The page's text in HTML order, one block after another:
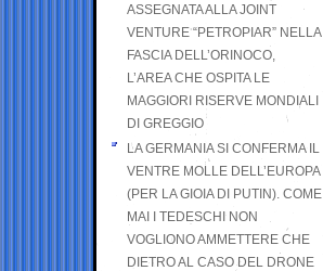
ASSEGNATA ALLA JOINT
VENTURE “PETROPIAR” NELLA
FASCIA DELL’ORINOCO,
L’AREA CHE OSPITA LE
MAGGIORI RISERVE MONDIALI
DI GREGGIO
LA GERMANIA SI CONFERMA IL
VENTRE MOLLE DELL’EUROPA
(PER LA GIOIA DI PUTIN). COME
MAI I TEDESCHI NON
VOGLIONO AMMETTERE CHE
DIETRO AL CASO DEL DRONE